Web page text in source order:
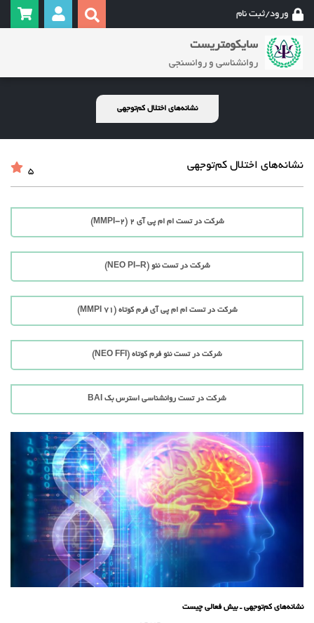
ورود/ثبت نام
سایکومتریست
روانشناسی و روانسنجی
نشانه‌های اختلال کم‌توجهی‌
نشانه‌های اختلال کم‌توجهی‌ 5
شرکت در تست ام ام پی آی 2 (MMPI-2)
شرکت در تست نئو (NEO PI-R)
شرکت در تست ام ام پی آی فرم کوتاه (71 MMPI)
شرکت در تست نئو فرم کوتاه (NEO FFI)
شرکت در تست روانشناسی استرس بک BAI
نشانه‌های کم‌توجهی‌ ـ‌‌ بیش فعالی چیست